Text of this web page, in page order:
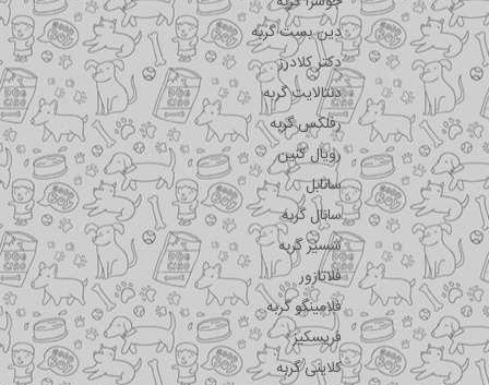
دین بست گربه
دکتر کلادرز
دنتالایت گربه
رفلکس گربه
رویال کنین
سانابل
سانال گربه
شسیر گربه
فلاتازور
فلامینگو گربه
فریسکیز
کلاینی گربه